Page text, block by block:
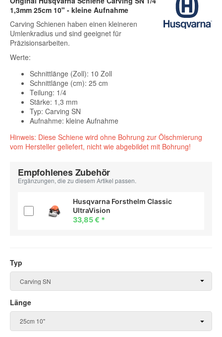
1,3mm 25cm 10" - kleine Aufnahme
Carving Schienen haben einen kleineren
Umlenkradius und sind geeignet für
Präzisionsarbeiten.
Werte:
Schnittlänge (Zoll): 10 Zoll
Schnittlänge (cm): 25 cm
Teilung: 1/4
Stärke: 1,3 mm
Typ: Carving SN
Aufnahme: kleine Aufnahme
Hinweis: Diese Schiene wird ohne Bohrung zur Ölschmierung
vom Hersteller geliefert, nicht wie abgebildet mit Bohrung!
Empfohlenes Zubehör
Ergänzungen, die zu diesem Artikel passen.
Husqvarna Forsthelm Classic
UltraVision
33,85 € *
Typ
Typ
Carving SN
Länge
Länge
25cm 10"